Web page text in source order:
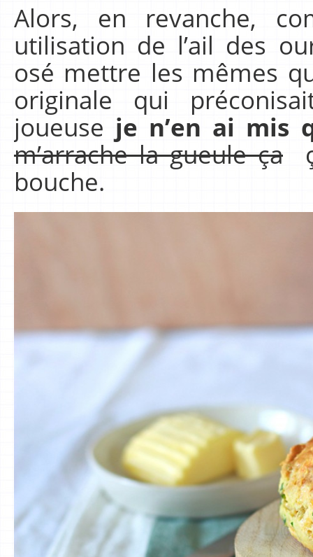
Alors, en revanche,
utilisation de l’ail des
osé mettre les mêmes
originale qui
joueuse je n’en ai mis
m’arrache la gueule ça
bouche.